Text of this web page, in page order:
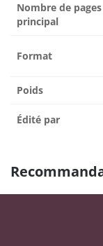
Nombre de
principal
Format
Poids
Édité par